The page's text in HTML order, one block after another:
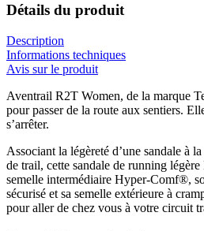
Détails du produit
Description
Informations techniques
Avis sur le produit
Aventrail R2T Women, de la marque
pour passer de la route aux sentiers.
s’arrêter.
Associant la légèreté d’une sandale à
de trail, cette sandale de running légère
semelle intermédiaire Hyper-Comf®,
sécurisé et sa semelle extérieure à
pour aller de chez vous à votre circuit